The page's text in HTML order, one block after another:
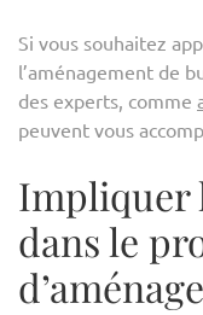
Si vous souhaitez
l’aménagement de
des experts, comme
peuvent vous
Impliquer
dans le